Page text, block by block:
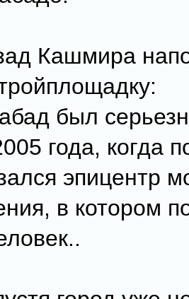
Кашмира
был
года, когда
эпицентр
в котором